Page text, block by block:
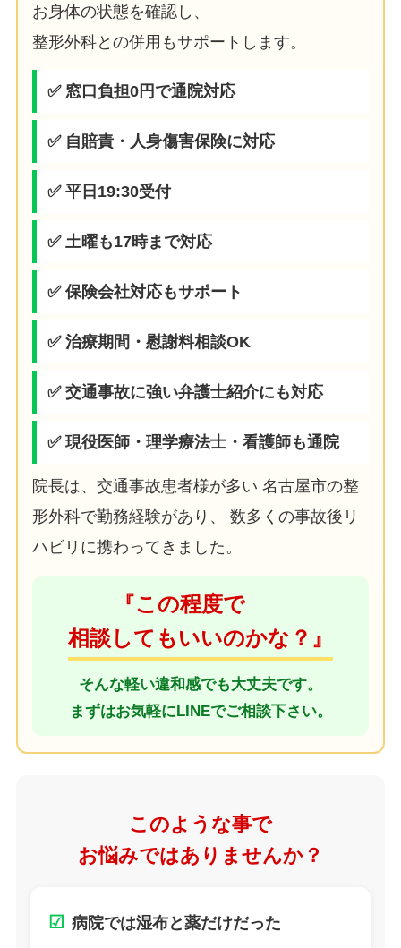
お身体の状態を確認し、
整形外科との併用もサポートします。
✅ 窓口負担0円で通院対応
✅ 自賠責・人身傷害保険に対応
✅ 平日19:30受付
✅ 土曜も17時まで対応
✅ 保険会社対応もサポート
✅ 治療期間・慰謝料相談OK
✅ 交通事故に強い弁護士紹介にも対応
✅ 現役医師・理学療法士・看護師も通院
院長は、交通事故患者様が多い 名古屋市の整
形外科で勤務経験があり、 数多くの事故後リ
ハビリに携わってきました。
『この程度で
相談してもいいのかな？』
そんな軽い違和感でも大丈夫です。
まずはお気軽にLINEでご相談下さい。
このような事で
お悩みではありませんか？
☑ 病院では湿布と薬だけだった